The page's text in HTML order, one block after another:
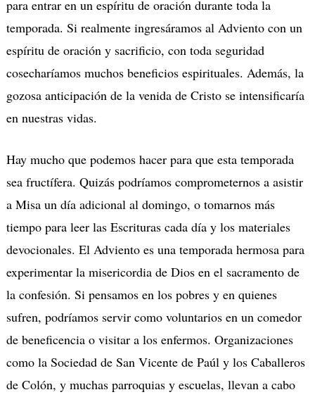
para entrar en un espíritu de oración durante toda la
temporada. Si realmente ingresáramos al Adviento con un
espíritu de oración y sacrificio, con toda seguridad
cosecharíamos muchos beneficios espirituales. Además, la
gozosa anticipación de la venida de Cristo se intensificaría
en nuestras vidas.
Hay mucho que podemos hacer para que esta temporada
sea fructífera. Quizás podríamos comprometernos a asistir
a Misa un día adicional al domingo, o tomarnos más
tiempo para leer las Escrituras cada día y los materiales
devocionales. El Adviento es una temporada hermosa para
experimentar la misericordia de Dios en el sacramento de
la confesión. Si pensamos en los pobres y en quienes
sufren, podríamos servir como voluntarios en un comedor
de beneficencia o visitar a los enfermos. Organizaciones
como la Sociedad de San Vicente de Paúl y los Caballeros
de Colón, y muchas parroquias y escuelas, llevan a cabo